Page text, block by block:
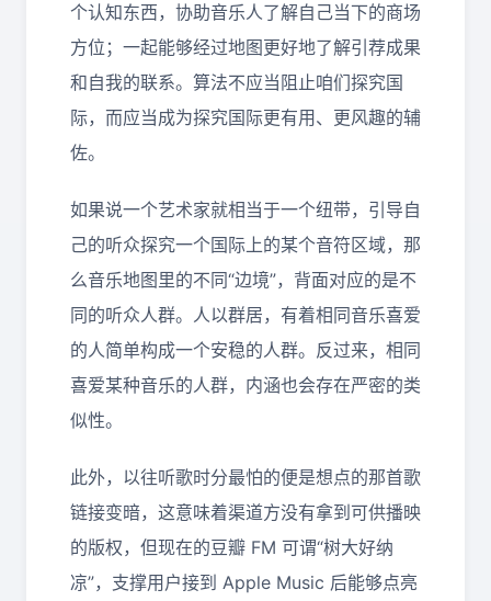
个认知东西，协助音乐人了解自己当下的商场
方位；一起能够经过地图更好地了解引荐成果
和自我的联系。算法不应当阻止咱们探究国
际，而应当成为探究国际更有用、更风趣的辅
佐。
如果说一个艺术家就相当于一个纽带，引导自
己的听众探究一个国际上的某个音符区域，那
么音乐地图里的不同“边境”，背面对应的是不
同的听众人群。人以群居，有着相同音乐喜爱
的人简单构成一个安稳的人群。反过来，相同
喜爱某种音乐的人群，内涵也会存在严密的类
似性。
此外，以往听歌时分最怕的便是想点的那首歌
链接变暗，这意味着渠道方没有拿到可供播映
的版权，但现在的豆瓣 FM 可谓“树大好纳
凉”，支撑用户接到 Apple Music 后能够点亮